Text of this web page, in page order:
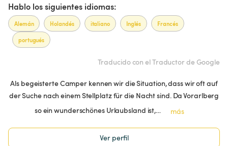
Hablo los siguientes idiomas:
Alemán Holandés italiano Inglés
Francés
portugués
Traducido con el Traductor de Google
Als begeisterte Camper kennen wir die Situation, dass wir oft auf
der Suche nach einem Stellplatz für die Nacht sind. Da Vorarlberg
so ein wunderschönes Urlaubsland ist,…
más
Ver perfil